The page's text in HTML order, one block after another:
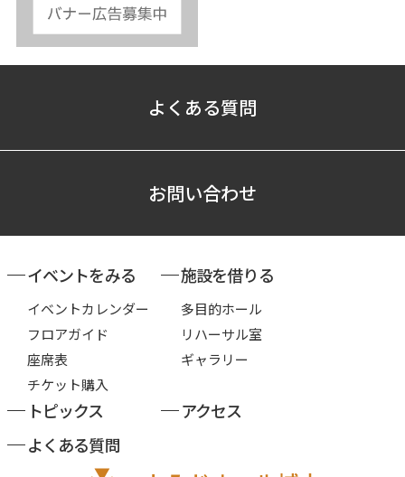
よくある質問
お問い合わせ
イベントをみる
イベントカレンダー
フロアガイド
座席表
チケット購入
施設を借りる
多目的ホール
リハーサル室
ギャラリー
トピックス
アクセス
よくある質問